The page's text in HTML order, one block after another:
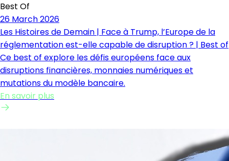
Best Of
26 March 2026
Les Histoires de Demain | Face à Trump, l’Europe de la
réglementation est-elle capable de disruption ? | Best of
Ce best of explore les défis européens face aux
disruptions financières, monnaies numériques et
mutations du modèle bancaire.
En savoir plus